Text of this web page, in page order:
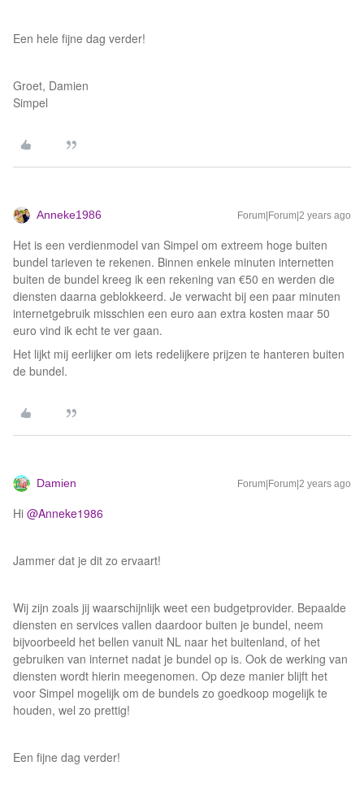
Een hele fijne dag verder!
Groet, Damien
Simpel
Anneke1986 Forum|Forum|2 years ago
Het is een verdienmodel van Simpel om extreem hoge buiten
bundel tarieven te rekenen. Binnen enkele minuten internetten
buiten de bundel kreeg ik een rekening van €50 en werden die
diensten daarna geblokkeerd. Je verwacht bij een paar minuten
internetgebruik misschien een euro aan extra kosten maar 50
euro vind ik echt te ver gaan.
Het lijkt mij eerlijker om iets redelijkere prijzen te hanteren buiten
de bundel.
Damien Forum|Forum|2 years ago
Hi @Anneke1986
Jammer dat je dit zo ervaart!
Wij zijn zoals jij waarschijnlijk weet een budgetprovider. Bepaalde
diensten en services vallen daardoor buiten je bundel, neem
bijvoorbeeld het bellen vanuit NL naar het buitenland, of het
gebruiken van internet nadat je bundel op is. Ook de werking van
diensten wordt hierin meegenomen. Op deze manier blijft het
voor Simpel mogelijk om de bundels zo goedkoop mogelijk te
houden, wel zo prettig!
Een fijne dag verder!